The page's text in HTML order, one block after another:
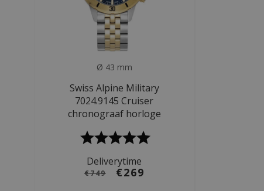
Ø 43 mm
Swiss Alpine Military
7024.9145 Cruiser
chronograaf horloge
Deliverytime
€749 €269